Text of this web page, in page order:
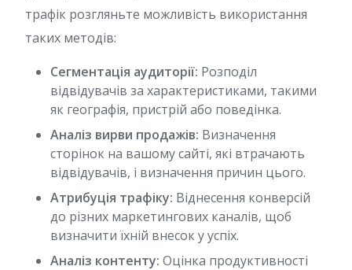
трафік розгляньте можливість використання
таких методів:
Сегментація аудиторії: Розподіл
відвідувачів за характеристиками, такими
як географія, пристрій або поведінка.
Аналіз вирви продажів: Визначення
сторінок на вашому сайті, які втрачають
відвідувачів, і визначення причин цього.
Атрибуція трафіку: Віднесення конверсій
до різних маркетингових каналів, щоб
визначити їхній внесок у успіх.
Аналіз контенту: Оцінка продуктивності